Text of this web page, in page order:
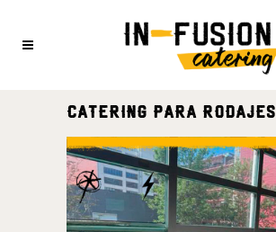
CATERING PARA RODAJES